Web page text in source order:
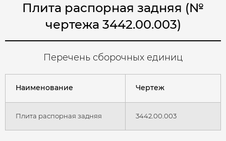
Плита распорная задняя (№
чертежа 3442.00.003)
Перечень сборочных единиц
Наименование Чертеж
Плита распорная задняя 3442.00.003